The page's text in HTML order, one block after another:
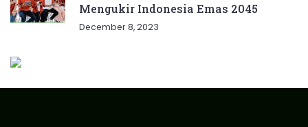
Mengukir Indonesia Emas 2045
December 8, 2023